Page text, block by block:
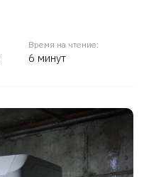
Время на чтение:
6 минут